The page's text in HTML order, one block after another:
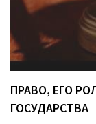
ПРАВО, ЕГО
ГОСУДАРСТВА